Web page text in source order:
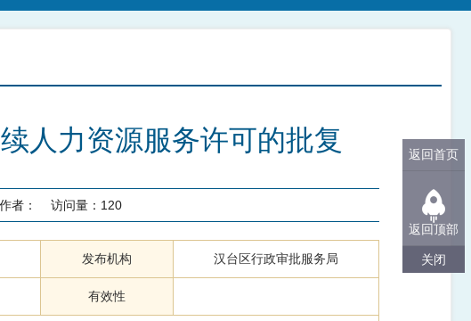
人力资源服务许可的批复
作者： 访问量： 120
发布机构 汉台区行政审批服务局
有效性
返回首页
返回顶部
关闭